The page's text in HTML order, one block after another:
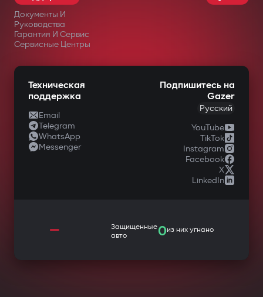
Документы И
Руководства
Гарантия И Сервис
Сервисные Центры
Техническая
поддержка
Email
Telegram
WhatsApp
Messenger
Подпишитесь на
Gazer
Русский
YouTube
TikTok
Instagram
Facebook
X
LinkedIn
—
Защищенные
авто
0из них угнано